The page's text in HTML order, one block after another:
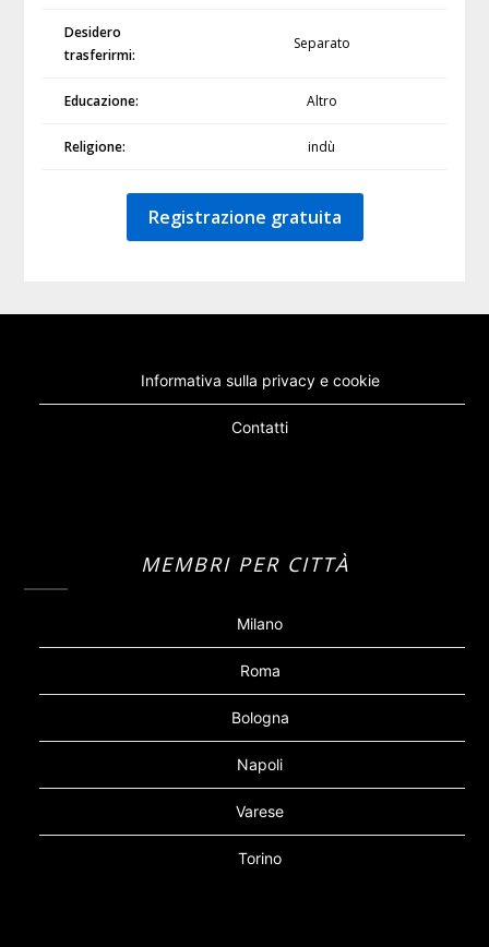
Desidero
trasferirmi:
Separato
Educazione: Altro
Religione: indù
Registrazione gratuita
Informativa sulla privacy e cookie
Contatti
MEMBRI PER CITTÀ
Milano
Roma
Bologna
Napoli
Varese
Torino